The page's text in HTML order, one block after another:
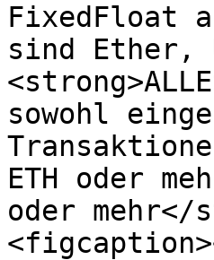
FixedFloat
sind Ether,
sowohl
ETH oder
oder mehr</